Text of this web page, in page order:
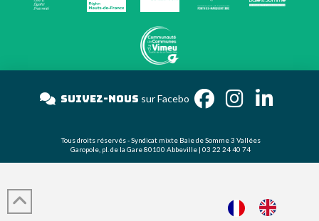
Suivez-nous sur Facebo
Tous droits réservés - Syndicat mixte Baie de Somme 3 Vallées
Garopole, pl. de la Gare 80100 Abbeville | 03 22 24 40 74